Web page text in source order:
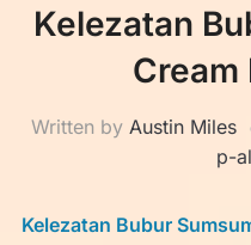
Kelezatan
Cream
Written by Austin Miles
p-
Kelezatan Bubur